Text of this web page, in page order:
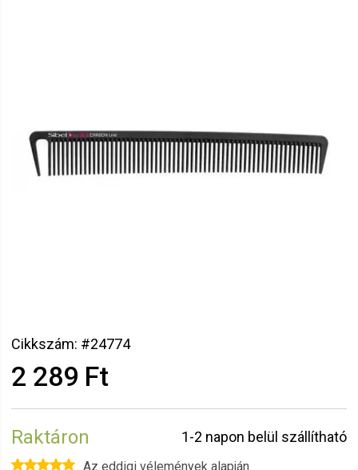
Cikkszám: #24774
2 289 Ft
Raktáron 1-2 napon belül szállítható
Az eddigi vélemények alapján.